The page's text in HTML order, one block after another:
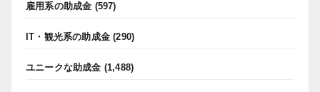
雇用系の助成金 (597)
IT・観光系の助成金 (290)
ユニークな助成金 (1,488)